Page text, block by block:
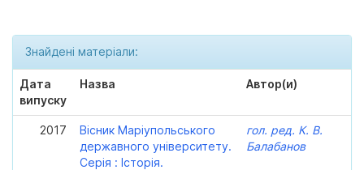
Знайдені матеріали:
Дата
випуску
Назва Автор(и)
2017
Вісник Маріупольського
державного університету.
Серія : Історія.
гол. ред. К. В.
Балабанов